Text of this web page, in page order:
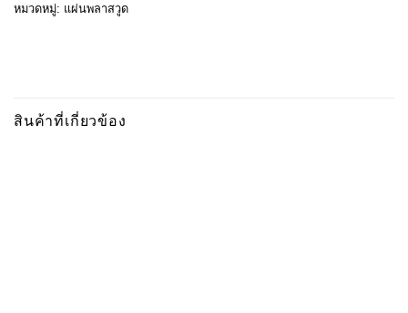
หมวดหมู่: แผ่นพลาสวูด
สินค้าที่เกี่ยวข้อง